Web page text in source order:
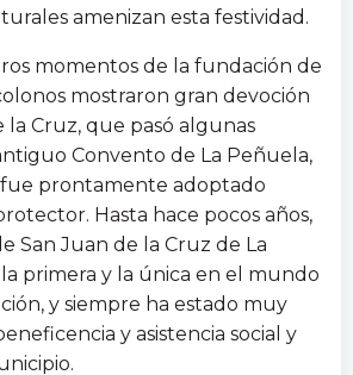
amenizan esta festividad.
momentos de la fundación de
mostraron gran devoción
la Cruz, que pasó algunas
Convento de La Peñuela,
prontamente adoptado
Hasta hace pocos años,
San Juan de la Cruz de La
primera y la única en el mundo
y siempre ha estado muy
y asistencia social y